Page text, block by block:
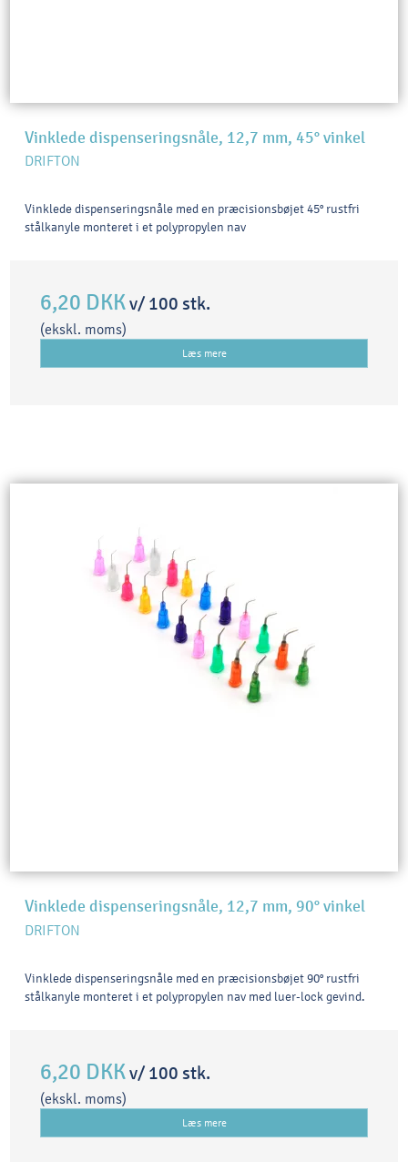
Vinklede dispenseringsnåle, 12,7 mm, 45° vinkel
DRIFTON
Vinklede dispenseringsnåle med en præcisionsbøjet 45° rustfri
stålkanyle monteret i et polypropylen nav
6,20 DKKv/ 100 stk.
(ekskl. moms)
Læs mere
Vinklede dispenseringsnåle, 12,7 mm, 90° vinkel
DRIFTON
Vinklede dispenseringsnåle med en præcisionsbøjet 90° rustfri
stålkanyle monteret i et polypropylen nav med luer-lock gevind.
6,20 DKKv/ 100 stk.
(ekskl. moms)
Læs mere